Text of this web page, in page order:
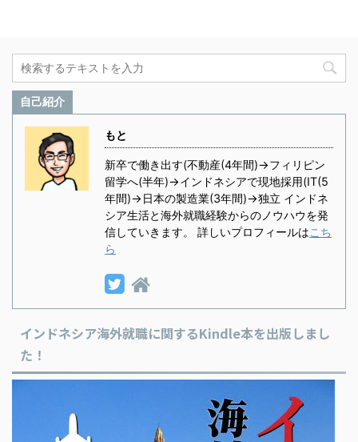
自己紹介
もと
新卒で働き出す(不動産(4年間)→フィリピン
留学へ(半年)→インドネシアで現地採用(IT(5
年間)→日本の製造業(3年間)→独立 インドネ
シア生活と海外就職経験からのノウハウを発
信していきます。 詳しいプロフィールはこち
ら
インドネシア海外就職に関するKindle本を出版しまし
た！